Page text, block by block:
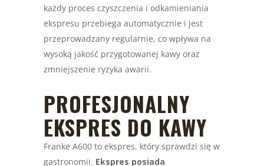
każdy proces czyszczenia i odkamieniania
ekspresu przebiega automatycznie i jest
przeprowadzany regularnie, co wpływa na
wysoką jakość przygotowanej kawy oraz
zmniejszenie ryzyka awarii.
PROFESJONALNY
EKSPRES DO KAWY
Franke A600 to ekspres, który sprawdzi się w
gastronomii. Ekspres posiada